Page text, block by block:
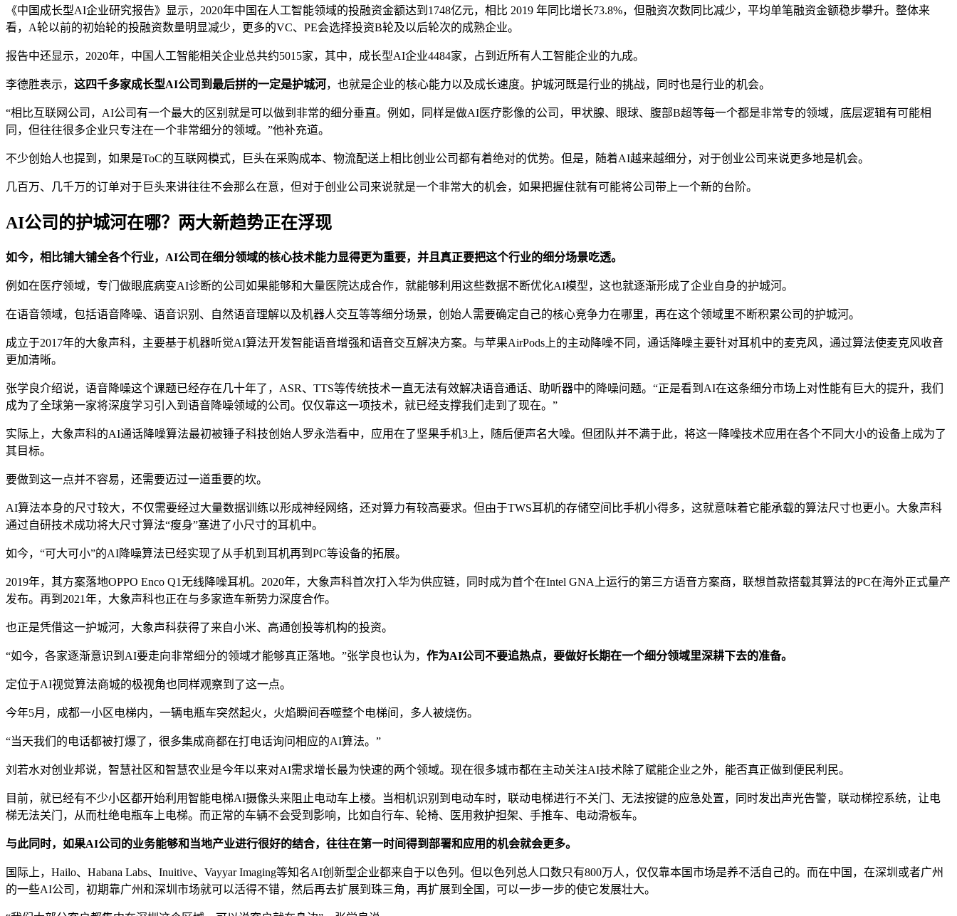
《中国成长型AI企业研究报告》显示，2020年中国在人工智能领域的投融资金额达到1748亿元，相比 2019 年同比增长73.8%，但融资次数同比减少，平均单笔融资金额稳步攀升。整体来
看，A轮以前的初始轮的投融资数量明显减少，更多的VC、PE会选择投资B轮及以后轮次的成熟企业。
报告中还显示，2020年，中国人工智能相关企业总共约5015家，其中，成长型AI企业4484家，占到近所有人工智能企业的九成。
李德胜表示， 这四千多家成长型AI公司到最后拼的一定是护城河，也就是企业的核心能力以及成长速度。护城河既是行业的挑战，同时也是行业的机会。
“相比互联网公司，AI公司有一个最大的区别就是可以做到非常的细分垂直。例如，同样是做AI医疗影像的公司，甲状腺、眼球、腹部B超等每一个都是非常专的领域，底层逻辑有可能相
同，但往往很多企业只专注在一个非常细分的领域。”他补充道。
不少创始人也提到，如果是ToC的互联网模式，巨头在采购成本、物流配送上相比创业公司都有着绝对的优势。但是，随着AI越来越细分，对于创业公司来说更多地是机会。
几百万、几千万的订单对于巨头来讲往往不会那么在意，但对于创业公司来说就是一个非常大的机会，如果把握住就有可能将公司带上一个新的台阶。
AI公司的护城河在哪？ 两大新趋势正在浮现
如今，相比铺大铺全各个行业，AI公司在细分领域的核心技术能力显得更为重要，并且真正要把这个行业的细分场景吃透。
例如在医疗领域，专门做眼底病变AI诊断的公司如果能够和大量医院达成合作，就能够利用这些数据不断优化AI模型，这也就逐渐形成了企业自身的护城河。
在语音领域，包括语音降噪、语音识别、自然语音理解以及机器人交互等等细分场景，创始人需要确定自己的核心竞争力在哪里，再在这个领域里不断积累公司的护城河。
成立于2017年的大象声科，主要基于机器听觉AI算法开发智能语音增强和语音交互解决方案。与苹果AirPods上的主动降噪不同，通话降噪主要针对耳机中的麦克风，通过算法使麦克风收音
更加清晰。
张学良介绍说，语音降噪这个课题已经存在几十年了，ASR、TTS等传统技术一直无法有效解决语音通话、助听器中的降噪问题。“正是看到AI在这条细分市场上对性能有巨大的提升，我们
成为了全球第一家将深度学习引入到语音降噪领域的公司。仅仅靠这一项技术，就已经支撑我们走到了现在。”
实际上，大象声科的AI通话降噪算法最初被锤子科技创始人罗永浩看中，应用在了坚果手机3上，随后便声名大噪。但团队并不满于此，将这一降噪技术应用在各个不同大小的设备上成为了
其目标。
要做到这一点并不容易，还需要迈过一道重要的坎。
AI算法本身的尺寸较大，不仅需要经过大量数据训练以形成神经网络，还对算力有较高要求。但由于TWS耳机的存储空间比手机小得多，这就意味着它能承载的算法尺寸也更小。大象声科
通过自研技术成功将大尺寸算法“瘦身”塞进了小尺寸的耳机中。
如今，“可大可小”的AI降噪算法已经实现了从手机到耳机再到PC等设备的拓展。
2019年，其方案落地OPPO Enco Q1无线降噪耳机。2020年，大象声科首次打入华为供应链，同时成为首个在Intel GNA上运行的第三方语音方案商，联想首款搭载其算法的PC在海外正式量产
发布。再到2021年，大象声科也正在与多家造车新势力深度合作。
也正是凭借这一护城河，大象声科获得了来自小米、高通创投等机构的投资。
“如今，各家逐渐意识到AI要走向非常细分的领域才能够真正落地。”张学良也认为， 作为AI公司不要追热点，要做好长期在一个细分领域里深耕下去的准备。
定位于AI视觉算法商城的极视角也同样观察到了这一点。
今年5月，成都一小区电梯内，一辆电瓶车突然起火，火焰瞬间吞噬整个电梯间，多人被烧伤。
“当天我们的电话都被打爆了，很多集成商都在打电话询问相应的AI算法。”
刘若水对创业邦说，智慧社区和智慧农业是今年以来对AI需求增长最为快速的两个领域。现在很多城市都在主动关注AI技术除了赋能企业之外，能否真正做到便民利民。
目前，就已经有不少小区都开始利用智能电梯AI摄像头来阻止电动车上楼。当相机识别到电动车时，联动电梯进行不关门、无法按键的应急处置，同时发出声光告警，联动梯控系统，让电
梯无法关门，从而杜绝电瓶车上电梯。而正常的车辆不会受到影响，比如自行车、轮椅、医用救护担架、手推车、电动滑板车。
与此同时，如果AI公司的业务能够和当地产业进行很好的结合，往往在第一时间得到部署和应用的机会就会更多。
国际上，Hailo、Habana Labs、Inuitive、Vayyar Imaging等知名AI创新型企业都来自于以色列。但以色列总人口数只有800万人，仅仅靠本国市场是养不活自己的。而在中国，在深圳或者广州
的一些AI公司，初期靠广州和深圳市场就可以活得不错，然后再去扩展到珠三角，再扩展到全国，可以一步一步的使它发展壮大。